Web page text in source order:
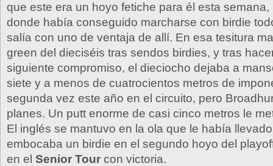
que este era un hoyo fetiche para él esta semana,
donde había conseguido marcharse con birdie
salía con uno de ventaja de allí. En esa tesitura
green del dieciséis tras sendos birdies, y tras
siguiente compromiso, el dieciocho dejaba a
siete y a menos de cuatrocientos metros de
segunda vez este año en el circuito, pero
planes. Un putt enorme de casi cinco metros le
El inglés se mantuvo en la ola que le había
embocaba un birdie en el segundo hoyo del
en el Senior Tour con victoria.